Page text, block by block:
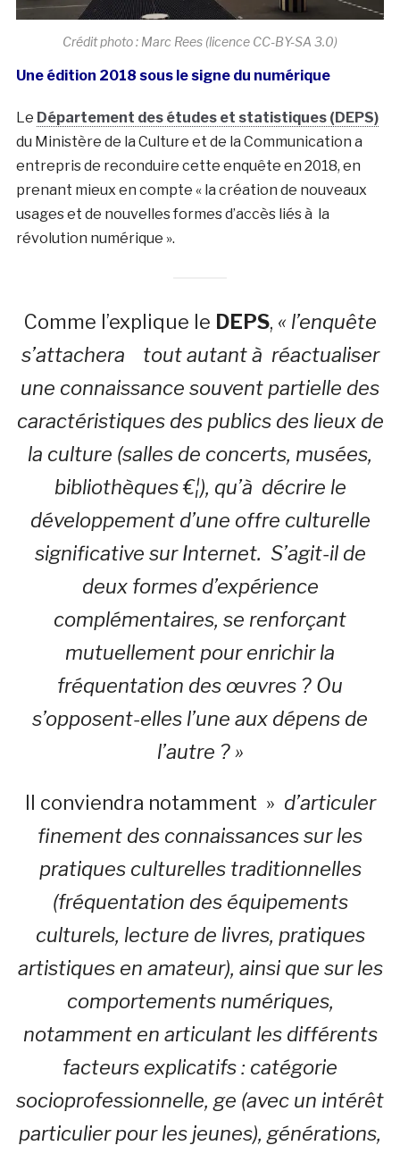
Crédit photo : Marc Rees (licence CC-BY-SA 3.0)
Une édition 2018 sous le signe du numérique
Le Département des études et statistiques (DEPS)
du Ministère de la Culture et de la Communication a
entrepris de reconduire cette enquête en 2018, en
prenant mieux en compte « la création de nouveaux
usages et de nouvelles formes d’accès liés à la
révolution numérique ».
Comme l’explique le DEPS, « l’enquête
s’attachera tout autant à réactualiser
une connaissance souvent partielle des
caractéristiques des publics des lieux de
la culture (salles de concerts, musées,
bibliothèques €¦), qu’à décrire le
développement d’une offre culturelle
significative sur Internet. S’agit-il de
deux formes d’expérience
complémentaires, se renforçant
mutuellement pour enrichir la
fréquentation des œuvres ? Ou
s’opposent-elles l’une aux dépens de
l’autre ? »
Il conviendra notamment » d’articuler
finement des connaissances sur les
pratiques culturelles traditionnelles
(fréquentation des équipements
culturels, lecture de livres, pratiques
artistiques en amateur), ainsi que sur les
comportements numériques,
notamment en articulant les différents
facteurs explicatifs : catégorie
socioprofessionnelle, ge (avec un intérêt
particulier pour les jeunes), générations,